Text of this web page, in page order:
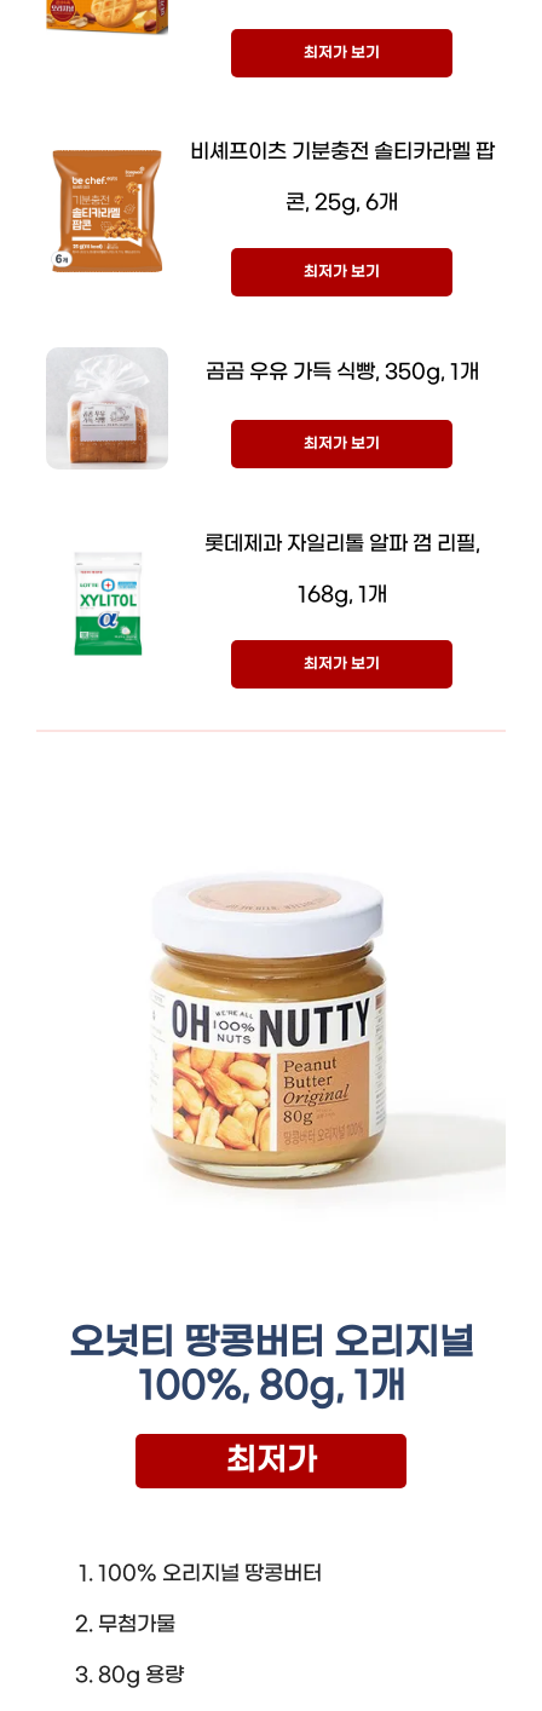
최저가 보기
비셰프이츠 기분충전 솔티카라멜 팝
콘, 25g, 6개
최저가 보기
곰곰 우유 가득 식빵, 350g, 1개
최저가 보기
롯데제과 자일리톨 알파 껌 리필,
168g, 1개
최저가 보기
오넛티 땅콩버터 오리지널
100%, 80g, 1개
최저가
100% 오리지널 땅콩버터
무첨가물
80g 용량